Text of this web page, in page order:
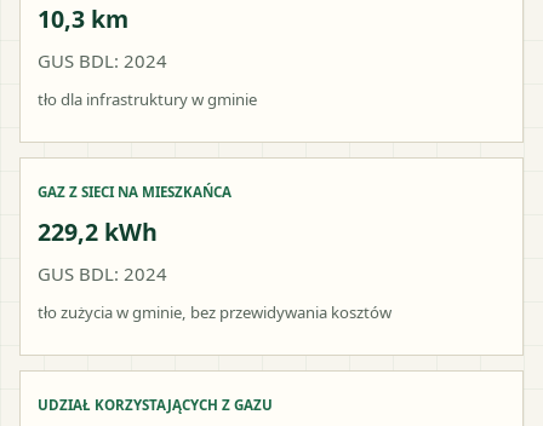
10,3 km
GUS BDL: 2024
tło dla infrastruktury w gminie
GAZ Z SIECI NA MIESZKAŃCA
229,2 kWh
GUS BDL: 2024
tło zużycia w gminie, bez przewidywania kosztów
UDZIAŁ KORZYSTAJĄCYCH Z GAZU